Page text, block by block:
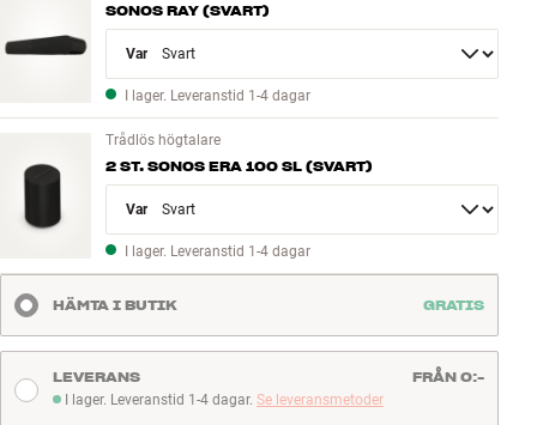
Bygg med ljud
SONOS RAY (SVART)
Variant
I lager. Leveranstid 1-4 dagar
Trådlös högtalare
2 ST. SONOS ERA 100 SL (SVART)
Variant
I lager. Leveranstid 1-4 dagar
HÄMTA I BUTIK GRATIS
I lager. Leveranstid 1-4 dagar
I lager. Leveranstid 1-4 dagar. Se leveransmetoder
LEVERANS FRÅN 0:-